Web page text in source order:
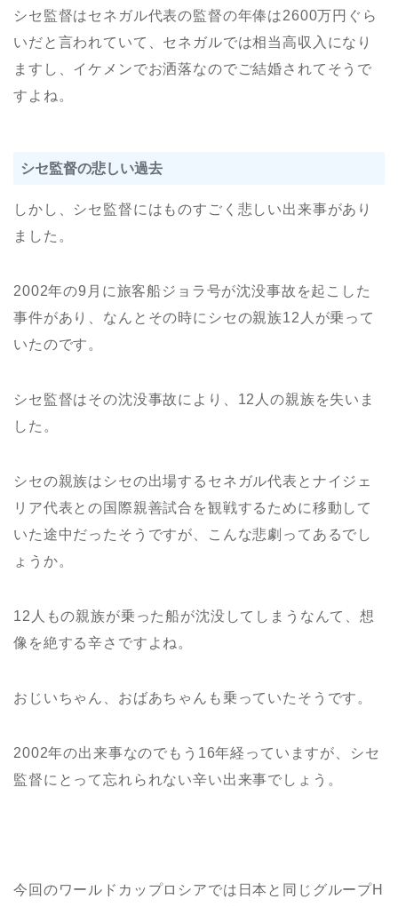
シセ監督はセネガル代表の監督の年俸は2600万円ぐら
いだと言われていて、セネガルでは相当高収入になり
ますし、イケメンでお洒落なのでご結婚されてそうで
すよね。
シセ監督の悲しい過去
しかし、シセ監督にはものすごく悲しい出来事があり
ました。
2002年の9月に旅客船ジョラ号が沈没事故を起こした
事件があり、なんとその時にシセの親族12人が乗って
いたのです。
シセ監督はその沈没事故により、12人の親族を失いま
した。
シセの親族はシセの出場するセネガル代表とナイジェ
リア代表との国際親善試合を観戦するために移動して
いた途中だったそうですが、こんな悲劇ってあるでし
ょうか。
12人もの親族が乗った船が沈没してしまうなんて、想
像を絶する辛さですよね。
おじいちゃん、おばあちゃんも乗っていたそうです。
2002年の出来事なのでもう16年経っていますが、シセ
監督にとって忘れられない辛い出来事でしょう。
今回のワールドカップロシアでは日本と同じグループH